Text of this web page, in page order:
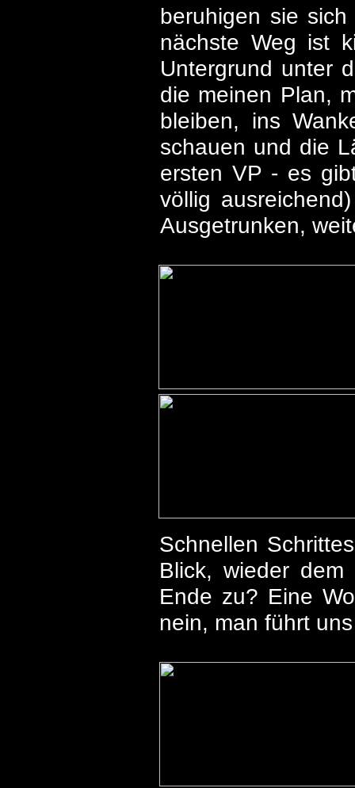
beruhigen sie
nächste Weg ist
Untergrund unter
die meinen Plan,
bleiben, ins
schauen und die
ersten VP - es
völlig
Ausgetrunken,
Schnellen
Blick, wieder
Ende zu? Eine
nein, man führt